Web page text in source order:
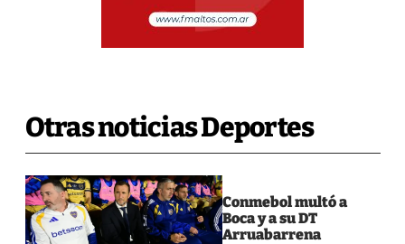
Otras noticias Deportes
Conmebol multó a
Boca y a su DT
Arruabarrena